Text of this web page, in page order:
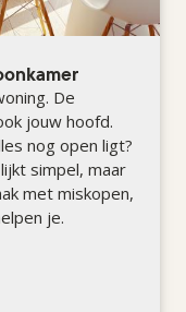
De
jouw hoofd.
nog open ligt?
simpel, maar
met miskopen,
je.